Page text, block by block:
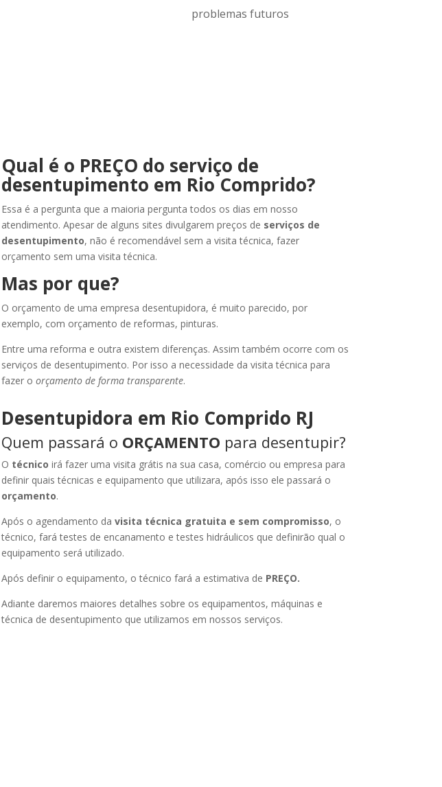
problemas futuros
Qual é o PREÇO do serviço de
desentupimento em Rio Comprido?
Essa é a pergunta que a maioria pergunta todos os dias em nosso
atendimento. Apesar de alguns sites divulgarem preços de serviços de
desentupimento, não é recomendável sem a visita técnica, fazer
orçamento sem uma visita técnica.
Mas por que?
O orçamento de uma empresa desentupidora, é muito parecido, por
exemplo, com orçamento de reformas, pinturas.
Entre uma reforma e outra existem diferenças. Assim também ocorre com os
serviços de desentupimento. Por isso a necessidade da visita técnica para
fazer o orçamento de forma transparente.
Desentupidora em Rio Comprido RJ
Quem passará o ORÇAMENTO para desentupir?
O técnico irá fazer uma visita grátis na sua casa, comércio ou empresa para
definir quais técnicas e equipamento que utilizara, após isso ele passará o
orçamento.
Após o agendamento da visita técnica gratuita e sem compromisso, o
técnico, fará testes de encanamento e testes hidráulicos que definirão qual o
equipamento será utilizado.
Após definir o equipamento, o técnico fará a estimativa de PREÇO.
Adiante daremos maiores detalhes sobre os equipamentos, máquinas e
técnica de desentupimento que utilizamos em nossos serviços.